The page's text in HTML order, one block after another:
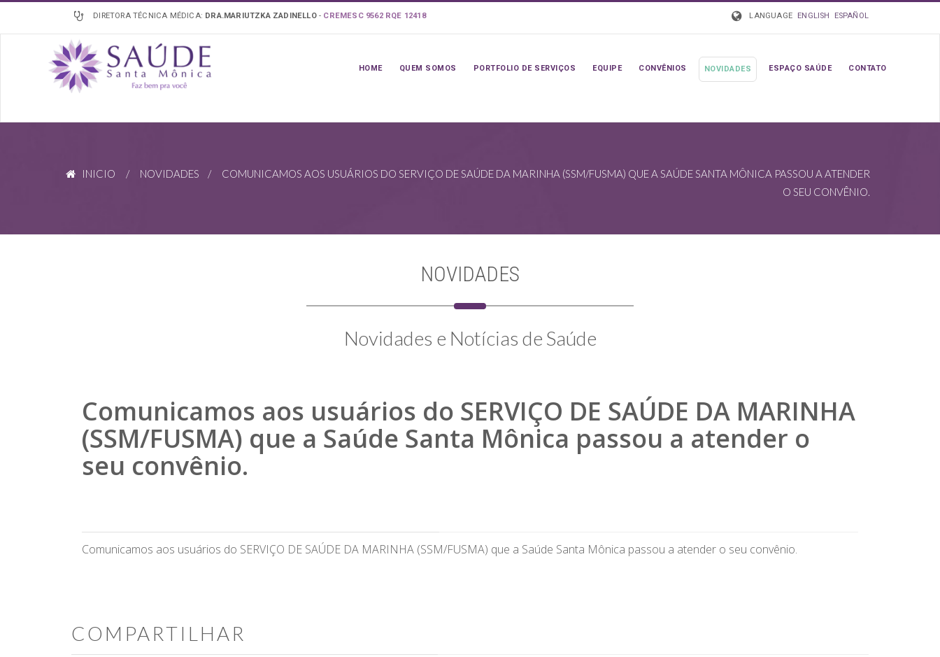
DIRETORA TÉCNICA MÉDICA: DRA.MARIUTZKA ZADINELLO- CREMESC 9562 RQE 12418 LANGUAGE ENGLISH ESPAÑOL
HOME QUEM SOMOS PORTFOLIO DE SERVIÇOS EQUIPE CONVÊNIOS NOVIDADES ESPAÇO SAÚDE CONTATO
INICIO / NOVIDADES / COMUNICAMOS AOS USUÁRIOS DO SERVIÇO DE SAÚDE DA MARINHA (SSM/FUSMA) QUE A SAÚDE SANTA MÔNICA PASSOU A ATENDER
O SEU CONVÊNIO.
NOVIDADES
Novidades e Notícias de Saúde
Comunicamos aos usuários do SERVIÇO DE SAÚDE DA MARINHA
(SSM/FUSMA) que a Saúde Santa Mônica passou a atender o
seu convênio.
Comunicamos aos usuários do SERVIÇO DE SAÚDE DA MARINHA (SSM/FUSMA) que a Saúde Santa Mônica passou a atender o seu convênio.
COMPARTILHAR